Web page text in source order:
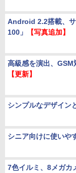
Android 2.2搭載、
100」
【写真追加】
高級感を演出、GSM
【更新】
シンプルなデザイン
シニア向けに使いや
7色イルミ、8メガカ